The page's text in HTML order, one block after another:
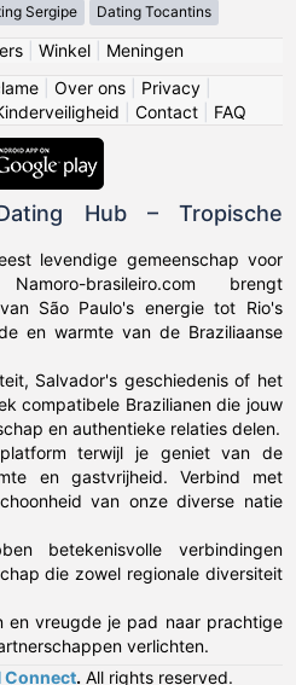
Sergipe Dating Tocantins
| Winkel| Meningen
Over ons Privacy
Contact FAQ
Hub – Tropische
levendige gemeenschap voor
brasileiro.com brengt
São Paulo's energie tot Rio's
en warmte van de Braziliaanse
Salvador's geschiedenis of het
compatibele Brazilianen die jouw
en authentieke relaties delen.
terwijl je geniet van de
en gastvrijheid. Verbind met
van onze diverse natie
betekenisvolle verbindingen
die zowel regionale diversiteit
en vreugde je pad naar prachtige
verlichten.
Connect. All rights reserved.